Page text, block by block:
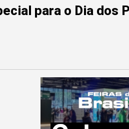
para o Dia dos